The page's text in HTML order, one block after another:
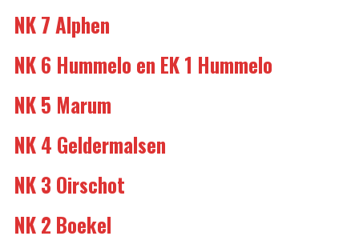
NK 7 Alphen
NK 6 Hummelo en EK 1 Hummelo
NK 5 Marum
NK 4 Geldermalsen
NK 3 Oirschot
NK 2 Boekel